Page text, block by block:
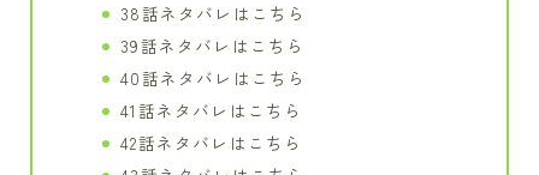
38話ネタバレはこちら
39話ネタバレはこちら
40話ネタバレはこちら
41話ネタバレはこちら
42話ネタバレはこちら